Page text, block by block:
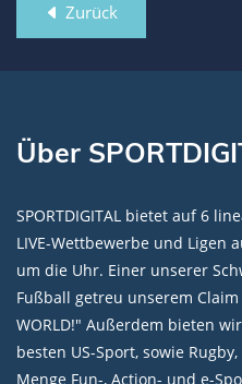
Zurück
Über
SPORTDIGITAL bietet auf 6
LIVE-Wettbewerbe und Ligen
um die Uhr. Einer unserer
Fußball getreu unserem Claim
WORLD!" Außerdem bieten
besten US-Sport, sowie
Menge Fun-, Action- und e-